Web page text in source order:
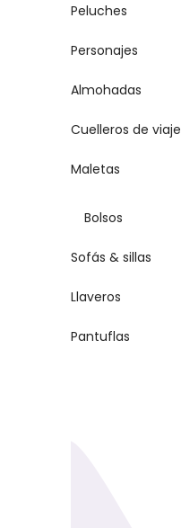
Peluches
Personajes
Almohadas
Cuelleros de viaje
Maletas
Bolsos
Sofás & sillas
Llaveros
Pantuflas